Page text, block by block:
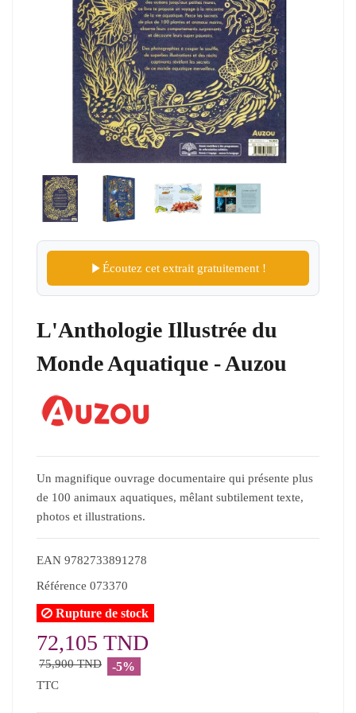
Écoutez cet extrait gratuitement !
L'Anthologie Illustrée du
Monde Aquatique - Auzou
Un magnifique ouvrage documentaire qui présente plus
de 100 animaux aquatiques, mêlant subtilement texte,
photos et illustrations.
EAN 9782733891278
Référence 073370
Rupture de stock
72,105 TND
75,900 TND -5%
TTC